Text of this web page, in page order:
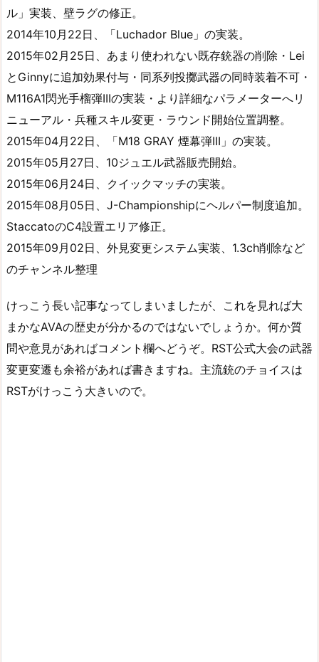
ル」実装、壁ラグの修正。
2014年10月22日、「Luchador Blue」の実装。
2015年02月25日、あまり使われない既存銃器の削除・Lei
とGinnyに追加効果付与・同系列投擲武器の同時装着不可・
M116A1閃光手榴弾IIIの実装・より詳細なパラメーターへリ
ニューアル・兵種スキル変更・ラウンド開始位置調整。
2015年04月22日、「M18 GRAY 煙幕弾III」の実装。
2015年05月27日、10ジュエル武器販売開始。
2015年06月24日、クイックマッチの実装。
2015年08月05日、J-Championshipにヘルパー制度追加。
StaccatoのC4設置エリア修正。
2015年09月02日、外見変更システム実装、1.3ch削除など
のチャンネル整理
けっこう長い記事なってしまいましたが、これを見れば大
まかなAVAの歴史が分かるのではないでしょうか。何か質
問や意見があればコメント欄へどうぞ。RST公式大会の武器
変更変遷も余裕があれば書きますね。主流銃のチョイスは
RSTがけっこう大きいので。